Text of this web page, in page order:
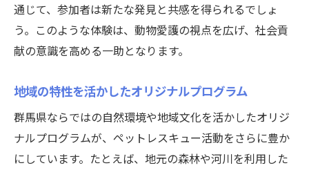
通じて、参加者は新たな発見と共感を得られるでしょ
う。このような体験は、動物愛護の視点を広げ、社会貢
献の意識を高める一助となります。
地域の特性を活かしたオリジナルプログラム
群馬県ならではの自然環境や地域文化を活かしたオリジ
ナルプログラムが、ペットレスキュー活動をさらに豊か
にしています。たとえば、地元の森林や河川を利用した